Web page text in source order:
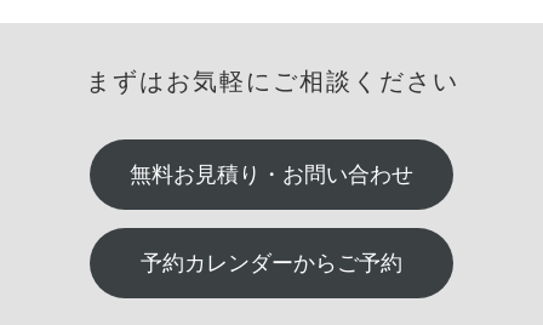
まずはお気軽にご相談ください
無料お見積り・お問い合わせ
予約カレンダーからご予約